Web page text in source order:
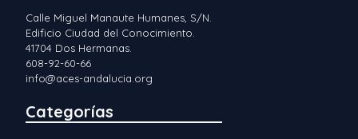
Calle Miguel Manaute Humanes, S/N.
Edificio Ciudad del Conocimiento.
41704 Dos Hermanas.
608-92-60-66
info@aces-andalucia.org
Categorías